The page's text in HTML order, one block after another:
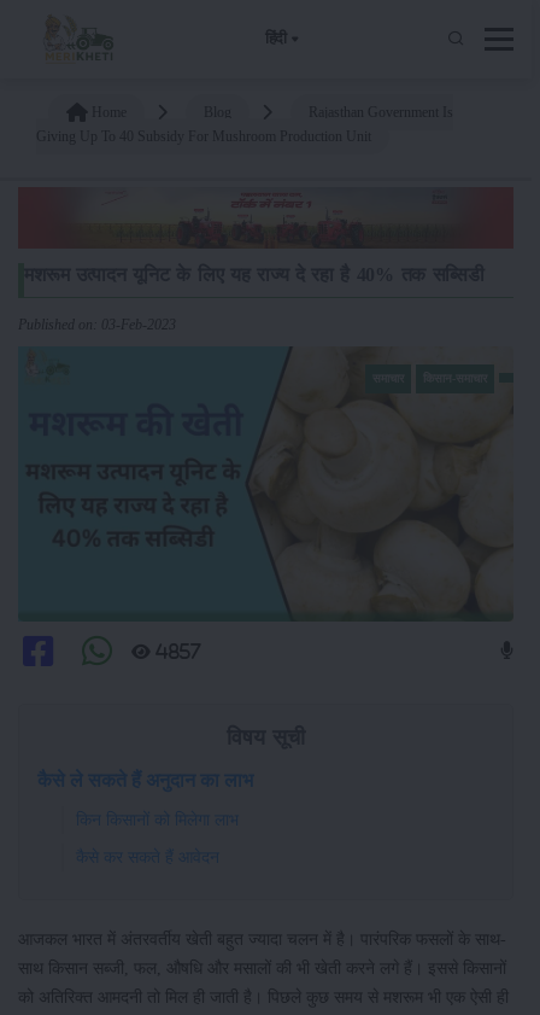
हिंदी
Published on: 03-Feb-2023
4857
कैसे ले सकते हैं अनुदान का लाभ
किन किसानों को मिलेगा लाभ
कैसे कर सकते हैं आवेदन
आजकल भारत में अंतरवर्तीय खेती बहुत ज्यादा चलन में है। पारंपरिक फसलों के साथ-
साथ किसान सब्जी, फल, औषधि और मसालों की भी खेती करने लगे हैं। इससे किसानों
को अतिरिक्त आमदनी तो मिल ही जाती है। पिछले कुछ समय से मशरूम भी एक ऐसी ही